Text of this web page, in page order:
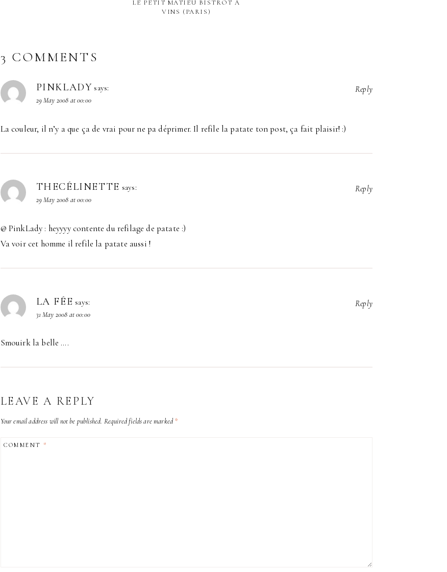
LE PETIT MATIEU BISTROT À
VINS (PARIS)
3 COMMENTS
PINKLADY says:
29 May 2008 at 00:00
La couleur, il n’y a que ça de vrai pour ne pa déprimer. Il refile la patate ton post, ça fait plaisir! :)
Reply
THECÉLINETTE says:
29 May 2008 at 00:00
@ PinkLady : heyyyy contente du refilage de patate :)
Va voir cet homme il refile la patate aussi !
Reply
LA FÉE says:
31 May 2008 at 00:00
Smouirk la belle ….
Reply
LEAVE A REPLY
Your email address will not be published. Required fields are marked*
COMMENT *